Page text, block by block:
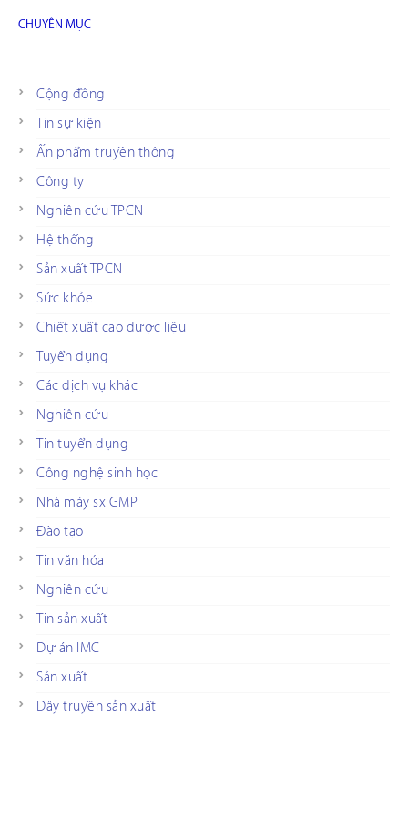
CHUYÊN MỤC
Cộng đồng
Tin sự kiện
Ấn phẩm truyền thông
Công ty
Nghiên cứu TPCN
Hệ thống
Sản xuất TPCN
Sức khỏe
Chiết xuất cao dược liệu
Tuyển dụng
Các dịch vụ khác
Nghiên cứu
Tin tuyển dụng
Công nghệ sinh học
Nhà máy sx GMP
Đào tạo
Tin văn hóa
Nghiên cứu
Tin sản xuất
Dự án IMC
Sản xuất
Dây truyền sản xuất